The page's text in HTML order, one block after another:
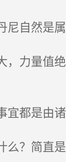
自然是属
力量值
都是由诸
？简直是